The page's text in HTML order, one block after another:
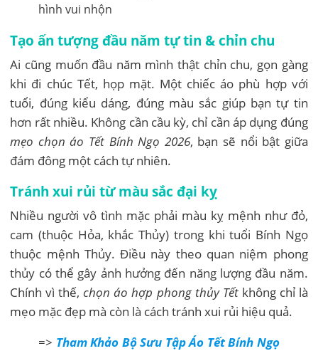
hình vui nhộn
Tạo ấn tượng đầu năm tự tin & chỉn chu
Ai cũng muốn đầu năm mình thật chỉn chu, gọn gàng
khi đi chúc Tết, họp mặt. Một chiếc áo phù hợp với
tuổi, đúng kiểu dáng, đúng màu sắc giúp bạn tự tin
hơn rất nhiều. Không cần cầu kỳ, chỉ cần áp dụng đúng
mẹo chọn áo Tết Bính Ngọ 2026, bạn sẽ nổi bật giữa
đám đông một cách tự nhiên.
Tránh xui rủi từ màu sắc đại kỵ
Nhiều người vô tình mặc phải màu kỵ mệnh như đỏ,
cam (thuộc Hỏa, khắc Thủy) trong khi tuổi Bính Ngọ
thuộc mệnh Thủy. Điều này theo quan niệm phong
thủy có thể gây ảnh hưởng đến năng lượng đầu năm.
Chính vì thế,chọn áo hợp phong thủy Tếtkhông chỉ là
mẹo mặc đẹp mà còn là cách tránh xui rủi hiệu quả.
=> Tham Khảo Bộ Sưu Tập Áo Tết Bính Ngọ